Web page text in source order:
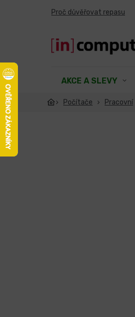
Proč důvěřovat repasu
AKCE A SLEVY
Počítače Pracovní